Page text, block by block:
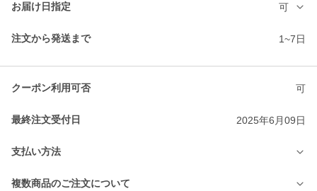
お届け日指定 可
注文から発送まで 1~7日
クーポン利用可否 可
最終注文受付日 2025年6月09日
支払い方法
複数商品のご注文について